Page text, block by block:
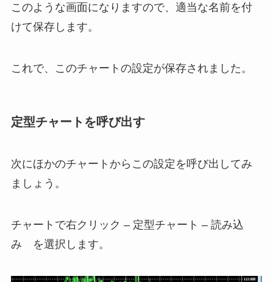
このような画面になりますので、適当な名前を付
けて保存します。
これで、このチャートの設定が保存されました。
定型チャートを呼び出す
次にほかのチャートからこの設定を呼び出してみ
ましょう。
チャートで右クリック – 定型チャート – 読み込
み を選択します。